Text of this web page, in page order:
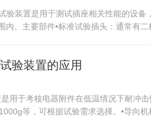
验装置是用于测试插座相关性能的设
内。主要部件•标准试验插头：通常有二
验装置的应用
用于考核电器附件在低温情况下耐冲
等，可根据试验需求选择。•导向机